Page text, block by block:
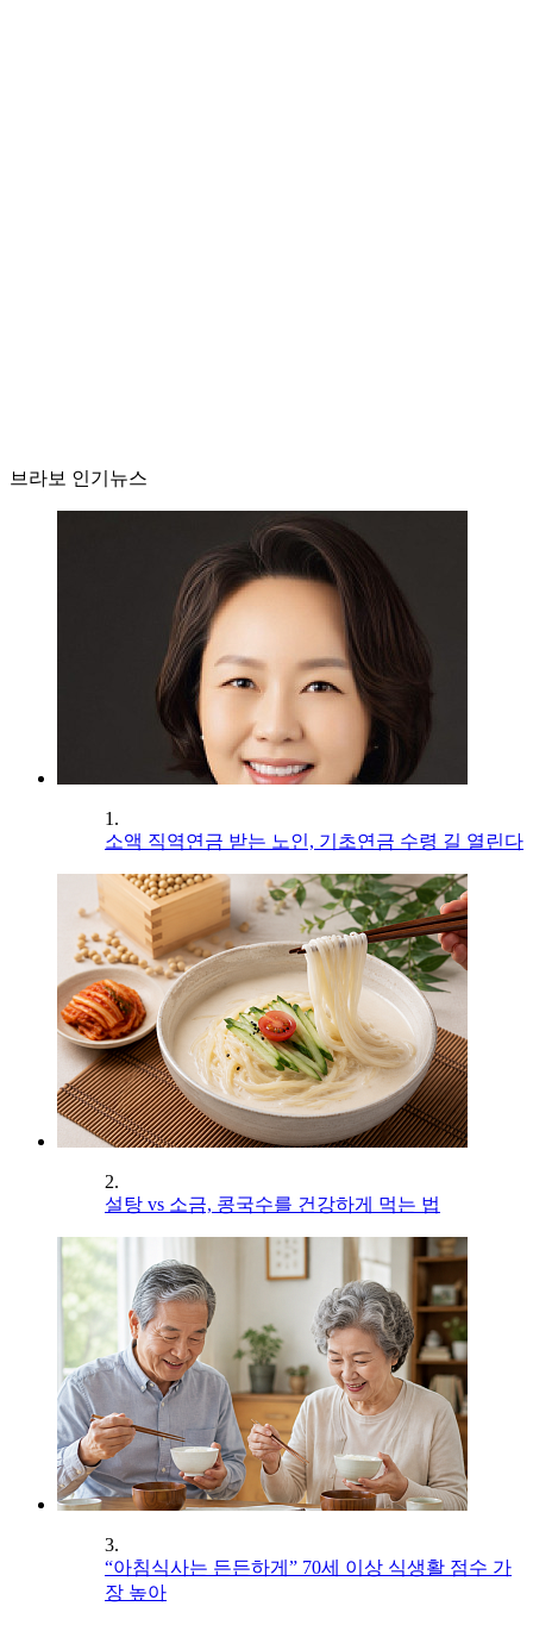
브라보 인기뉴스
1.
소액 직역연금 받는 노인, 기초연금 수령 길 열린다
2.
설탕 vs 소금, 콩국수를 건강하게 먹는 법
3.
“아침식사는 든든하게” 70세 이상 식생활 점수 가
장 높아